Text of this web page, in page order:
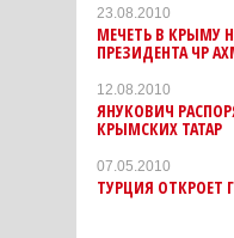
23.08.2010
МЕЧЕТЬ В КРЫМУ
ПРЕЗИДЕНТА ЧР
12.08.2010
ЯНУКОВИЧ
КРЫМСКИХ ТАТАР
07.05.2010
ТУРЦИЯ ОТКРОЕТ